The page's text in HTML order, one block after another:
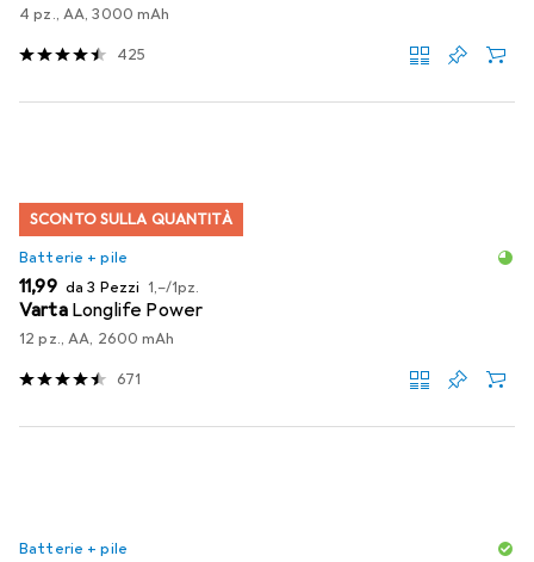
4 pz., AA, 3000 mAh
425
SCONTO SULLA QUANTITÀ
Batterie + pile
EUR
11,99 da 3 Pezzi EUR
1,–/1pz.
Varta Longlife Power
12 pz., AA, 2600 mAh
671
Batterie + pile